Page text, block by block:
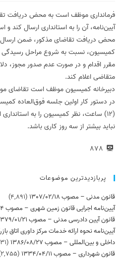
آیین‌‏نامه، آن‏ را به استانداری ارسال‏ کند
محض دریافت تقاضای مذکور، ضمن ارسال
کمیسیون، نسبت به شروع مراحل
مقرر اقدام و در صورت عدم صدور مجوز،
متقاضی اعلام کند.
دبیرخانه‏ کمیسیون موظف ‏است تقاضای
در دستور کار اولین جلسه فوق‏‌العاده
(12) ساعت، نظر کمیسیون را به
نباید بیشتر از سه روز کاری باشد.
878
پربازدیدترین موضوعات
قانون مدنی – مصوب 1307/02/18
(4,891)
آیین‌نامه اجرایی قانون زمین شهری – مصوب 1371/03/24
قانون آیین دادرسی مدنی – مصوب 1379/01/21
آیین‌نامه نحوه ارائه خدمات مرکز داوری اتاق
داخلی و بین‌المللی – مصوب 1386/08/27
(3,231)
قانون شهرداری – مصوب 1334/04/11
(2,755)